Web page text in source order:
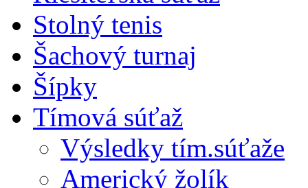
Stolný tenis
Šachový turnaj
Šípky
Tímová súťaž
Výsledky tím.súťaže
Americký žolík